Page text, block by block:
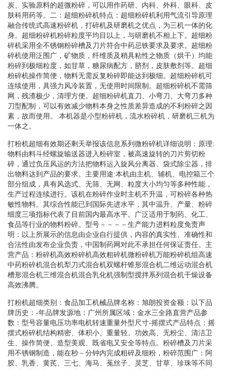
炭、实验原料的超微粉碎，可以用作药研、内科、外科、眼科、皮
肤科用药等。二：超细粉碎机特点：超细粉碎机利用气流引导原理
融合传统式高速粉碎机，打碎机及研磨机之优点，为三机一体的化
身。超细粉碎机粉碎粒度平均目以上，与研磨机不相上下。超细粉
碎机采用全不锈钢粉碎槽及刀片符合中药忌铁要求及要求。超细粉
碎机使用泛围广，矿物质，纤维质及稍具粘性之物质（烘干）均能
粉碎到极细粒度，如甘草，糖尿病配方，脐剂，皮肤敷剂等。超细
粉碎机操作简便，物料无需反复粉碎即能达到极细。超细粉碎机可
连续使用，具强力风冷装置，无使用时间限制。超细粉碎机不需筛
网，残渣极少，清理方便。超细粉碎机直刀、小弯刀、大弯刀多种
刀型配制，可以有效减少物料本身之性质差异造成的不利粉碎之因
素，故而使用。.本机器是小型粉碎机，流水粉碎机，研磨机三机为
一体之。
打粉机超细有效期还剩天举报该信息系列微粉碎机详细说明：原理:
物料由料斗经螺旋输送器进入粉碎室，被高速旋转的刀片剪切粉
碎，通过负压风运的方法把物料运入旋风分离器、袋式除尘器，排
出物料达到产品的要求。主要用途:本机由主机、辅机、电控箱三个
部分组成，具有风选式、无筛、无网、粒度大小均匀等多种性能，
生产过程连续进行。该机在粉碎作业时主机不升温，可粉碎各种热
敏性物料。其综合性能已到国际先进水平，其中温升、产量、粉碎
细度三项指标代表了目前国内最高水平。广泛适用于制药、化工、
食品等行业的物料粉碎。型号－－－－生产能力进料粒度免责声
明：以上所展示的信息由企业自行提供，内容的真实性、准确性和
合法性由发布企业负责，中国制药网对此不承担任何保证责任。主
营产品：粉碎机高效粉碎机高效粗碎机微粉碎机万能粉碎机组高速
中药粉碎机混合机犁刀式混合机双螺杆锥形混合机二维运动混合机
槽形混合机三维混合机混合乳化机强制型搅拌系列混合机干燥设备
高效沸腾。
打粉机超细类别：食品加工机械品牌名称：旭朗投资金额：以下品
牌历史：-年品牌发源地：广州所属区域：金水三全路直营产品参
数：型号容量电压功率电机转速重量外型尺寸-摇摆式产品特点：摇
摆式粉碎机结构精密、体积小、重量轻、功效高、无粉尘、清洁卫
生、操作简便、造型美观、既省电又安全等特点。粉碎槽及刀片采
用不锈钢制造，能在秒－分钟内完成粗碎及细粉，粉碎范围广：阿
胶、乳香、黄芪、三七、海马、菟丝子、灵芝、甘草、珍珠等不同